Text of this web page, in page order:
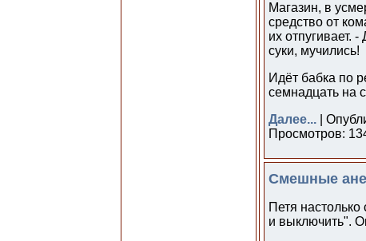
Магазин, в
средство от
их отпугивает.
суки, мучились!
Идёт бабка по
семнадцать на
Далее... |
Просмотров:
Смешные
Петя
и выключить".